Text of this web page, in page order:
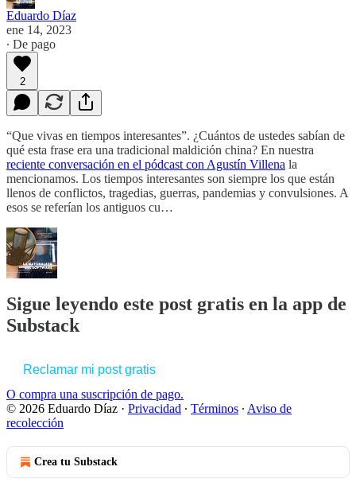
Eduardo Díaz
ene 14, 2023
∙ De pago
2
“Que vivas en tiempos interesantes”. ¿Cuántos de ustedes sabían de
qué esta frase era una tradicional maldición china? En nuestra
reciente conversación en el pódcast con Agustín Villena la
mencionamos. Los tiempos interesantes son siempre los que están
llenos de conflictos, tragedias, guerras, pandemias y convulsiones. A
esos se referían los antiguos cu…
Sigue leyendo este post gratis en la app de
Substack
Reclamar mi post gratis
O compra una suscripción de pago.
© 2026 Eduardo Díaz · Privacidad ∙ Términos ∙ Aviso de
recolección
Crea tu Substack